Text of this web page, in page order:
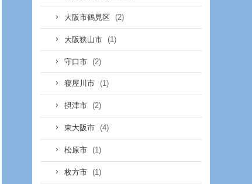
大阪市鶴見区 (2)
大阪狭山市 (1)
守口市 (2)
寝屋川市 (1)
摂津市 (2)
東大阪市 (4)
松原市 (1)
枚方市 (1)